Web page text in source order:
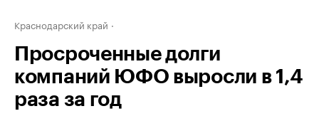
Краснодарский край
Просроченные долги
компаний ЮФО выросли в 1,4
раза за год